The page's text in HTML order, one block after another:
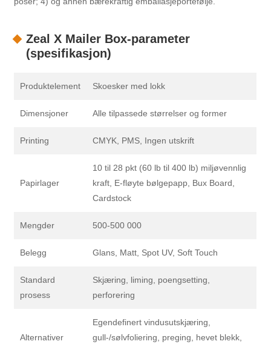
Zeal X Mailer Box-parameter
(spesifikasjon)
Produktelement Skoesker med lokk
Dimensjoner Alle tilpassede størrelser og former
Printing CMYK, PMS, Ingen utskrift
Papirlager
10 til 28 pkt (60 lb til 400 lb) miljøvennlig
kraft, E-fløyte bølgepapp, Bux Board,
Cardstock
Mengder 500-500 000
Belegg Glans, Matt, Spot UV, Soft Touch
Standard
prosess
Skjæring, liming, poengsetting,
perforering
Alternativer
Egendefinert vindusutskjæring,
gull-/sølvfoliering, preging, hevet blekk,